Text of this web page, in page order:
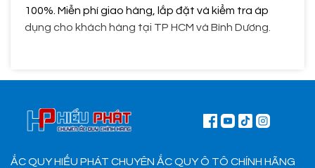
100%. Miễn phí giao hàng, lắp đặt và kiểm tra áp
dụng cho khách hàng tại TP HCM và Bình Dương.
ẮC QUY HIẾU PHÁT CHUYÊN ẮC QUY Ô TÔ CHÍNH HÃNG